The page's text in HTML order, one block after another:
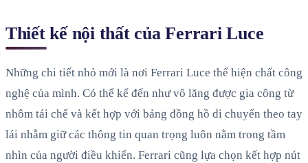
Thiết kế nội thất của Ferrari Luce
Những chi tiết nhỏ mới là nơi Ferrari Luce thể hiện chất công
nghệ của mình. Có thể kể đến như vô lăng được gia công từ
nhôm tái chế và kết hợp với bảng đồng hồ di chuyển theo tay
lái nhằm giữ các thông tin quan trọng luôn nằm trong tầm
nhìn của người điều khiển. Ferrari cũng lựa chọn kết hợp nút